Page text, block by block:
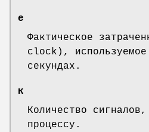
e
Фактическое
clock),
секундах.
к
Количество
процессу.